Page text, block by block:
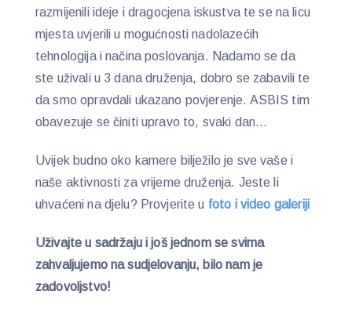
razmijenili ideje i dragocjena iskustva te se na licu
mjesta uvjerili u mogućnosti nadolazećih
tehnologija i načina poslovanja. Nadamo se da
ste uživali u 3 dana druženja, dobro se zabavili te
da smo opravdali ukazano povjerenje. ASBIS tim
obavezuje se činiti upravo to, svaki dan…
Uvijek budno oko kamere bilježilo je sve vaše i
naše aktivnosti za vrijeme druženja. Jeste li
uhvaćeni na djelu? Provjerite u foto i video galeriji
Uživajte u sadržaju i još jednom se svima
zahvaljujemo na sudjelovanju, bilo nam je
zadovoljstvo!